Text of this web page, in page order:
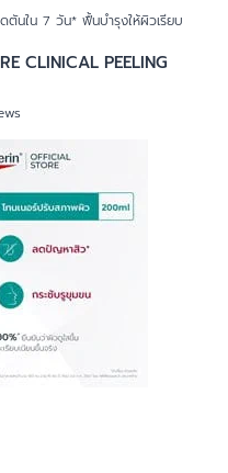
ตันใน 7 วัน* ฟื้นบำรุงให้ผิวเรียบ
CLINICAL PEELING